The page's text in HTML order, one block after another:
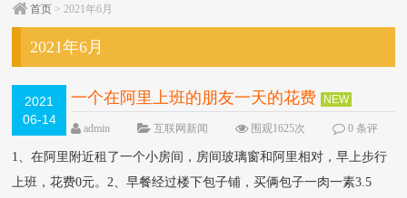
首页 > 2021年6月
2021年6月
2021
06-14
一个在阿里上班的朋友一天的花费 NEW
admin 互联网新闻 围观1625次
0 条评
1、在阿里附近租了一个小房间，房间玻璃窗和阿里相对，早上步行
上班，花费0元。2、早餐经过楼下包子铺，买俩包子一肉一素3.5